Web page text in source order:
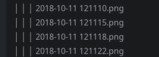
│ │ │ 2018-10-11 121110.png
│ │ │ 2018-10-11 121115.png
│ │ │ 2018-10-11 121118.png
│ │ │ 2018-10-11 121122.png